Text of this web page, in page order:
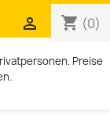
shopping_cart (0)

Preise